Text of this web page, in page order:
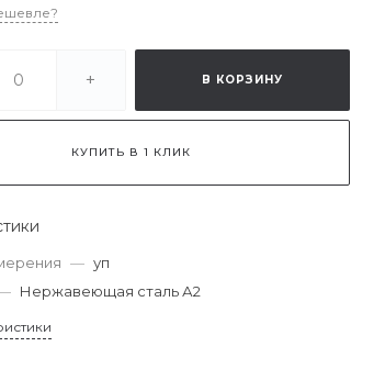
+ В КОРЗИНУ
КУПИТЬ В 1 КЛИК
— уп
Нержавеющая сталь А2